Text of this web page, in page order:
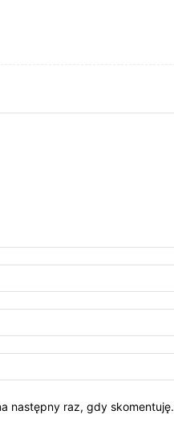
następny raz, gdy skomentuję.